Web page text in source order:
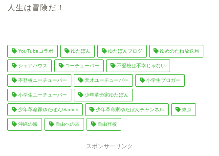
人生は冒険だ！
YouTubeコラボ ゆたぼん ゆたぼんブログ ゆめのたね放送局
シェアハウス ユーチューバー 不登校は不幸じゃない
不登校ユーチューバー 天才ユーチューバー 小学生ブロガー
小学生ユーチューバー 少年革命家ゆたぼん
少年革命家ゆたぼんGames 少年革命家ゆたぼんチャンネル 東京
沖縄の海 自由への扉 自由登校
スポンサーリンク